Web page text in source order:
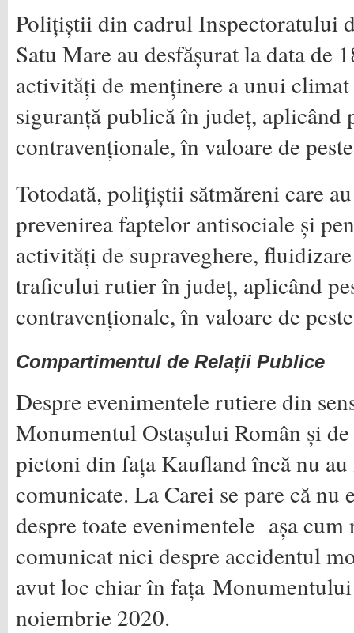
Polițiștii din cadrul Inspectoratului
Satu Mare au desfășurat la data de
activități de menținere a unui
siguranță publică în județ, aplicând
contravenționale, în valoare de
Totodată, polițiștii sătmăreni care
prevenirea faptelor antisociale și
activități de supraveghere,
traficului rutier în județ, aplicând
contravenționale, în valoare de
Compartimentul de Relații Publice
Despre evenimentele rutiere din
Monumentul Ostașului Român și de
pietoni din fața Kaufland încă nu au
comunicate. La Carei se pare că nu
despre toate evenimentele așa
comunicat nici despre accidentul
avut loc chiar în fața
noiembrie 2020.